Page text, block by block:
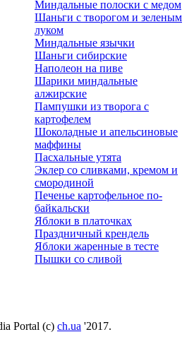
Миндальные полоски с медом
Шаньги с творогом и зеленым
луком
Миндальные язычки
Шаньги сибирские
Наполеон на пиве
Шарики миндальные
алжирские
Пампушки из творога с
картофелем
Шоколадные и апельсиновые
маффины
Пасхальные утята
Эклер со сливками, кремом и
смородиной
Печенье картофельное по-
байкальски
Яблоки в платочках
Праздничный крендель
Яблоки жаренные в тесте
Пышки со сливой
Portal (c) ch.ua '2017.